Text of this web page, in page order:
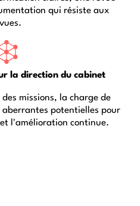
qui résiste aux
la direction du cabinet
missions, la charge de
potentielles pour
l'amélioration continue.